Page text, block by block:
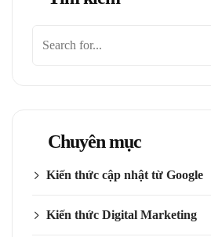
Chuyên mục
Kiến thức cập nhật từ Google
Kiến thức Digital Marketing